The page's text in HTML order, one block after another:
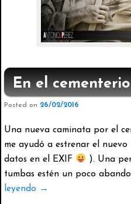
En el
Posted on 26/02/2016
Una nueva caminata por el
me ayudó a estrenar el nuevo
datos en el EXIF
). Una
tumbas estén un poco
leyendo →